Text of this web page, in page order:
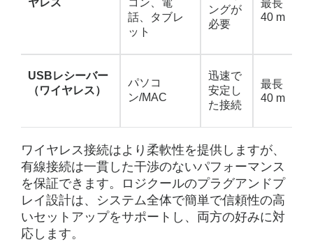
ヤレス
コン、電
話、タブレ
ット
ングが
必要
最長
40 m
USBレシーバー
（ワイヤレス）
パソコ
ン/MAC
迅速で
安定し
た接続
最長
40 m
ワイヤレス接続はより柔軟性を提供しますが、
有線接続は一貫した干渉のないパフォーマンス
を保証できます。ロジクールのプラグアンドプ
レイ設計は、システム全体で簡単で信頼性の高
いセットアップをサポートし、両方の好みに対
応します。